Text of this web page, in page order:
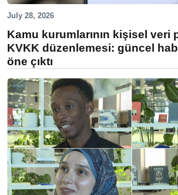
July 28, 2026
Kamu kurumlarının kişisel veri
KVKK düzenlemesi: güncel
öne çıktı